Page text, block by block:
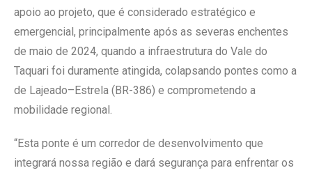
apoio ao projeto, que é considerado estratégico e
emergencial, principalmente após as severas enchentes
de maio de 2024, quando a infraestrutura do Vale do
Taquari foi duramente atingida, colapsando pontes como a
de Lajeado–Estrela (BR-386) e comprometendo a
mobilidade regional.
“Esta ponte é um corredor de desenvolvimento que
integrará nossa região e dará segurança para enfrentar os